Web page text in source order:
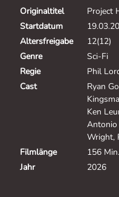
Originaltitel
Project
Startdatum
Altersfreigabe
12(12)
Genre
Sci-Fi
Regie
Phil
Cast
Ryan
Ken
Antonio
Wright,
Filmlänge
156 Min.
Jahr
2026